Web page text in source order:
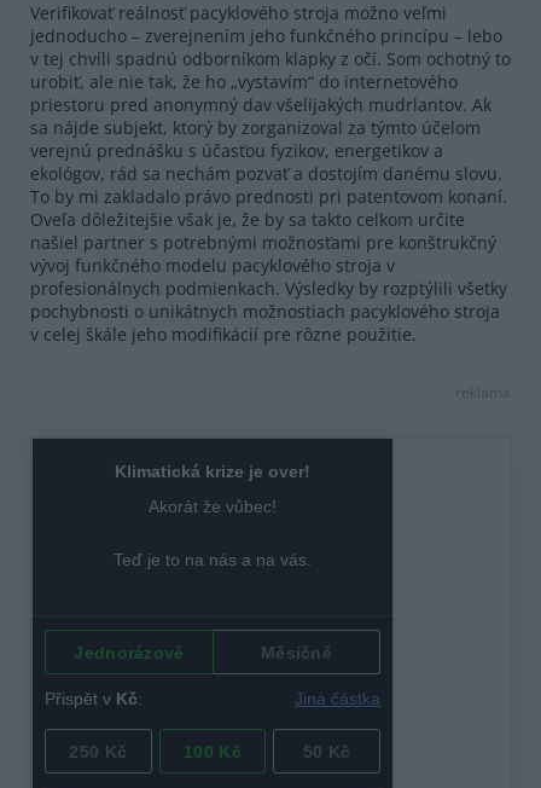
Verifikovať reálnosť pacyklového stroja možno veľmi
jednoducho – zverejnením jeho funkčného princípu – lebo
v tej chvíli spadnú odborníkom klapky z očí. Som ochotný to
urobiť, ale nie tak, že ho „vystavím“ do internetového
priestoru pred anonymný dav všelijakých mudrlantov. Ak
sa nájde subjekt, ktorý by zorganizoval za týmto účelom
verejnú prednášku s účasťou fyzikov, energetikov a
ekológov, rád sa nechám pozvať a dostojím danému slovu.
To by mi zakladalo právo prednosti pri patentovom konaní.
Oveľa dôležitejšie však je, že by sa takto celkom určite
našiel partner s potrebnými možnosťami pre konštrukčný
vývoj funkčného modelu pacyklového stroja v
profesionálnych podmienkach. Výsledky by rozptýlili všetky
pochybnosti o unikátnych možnostiach pacyklového stroja
v celej škále jeho modifikácií pre rôzne použitie.
reklama